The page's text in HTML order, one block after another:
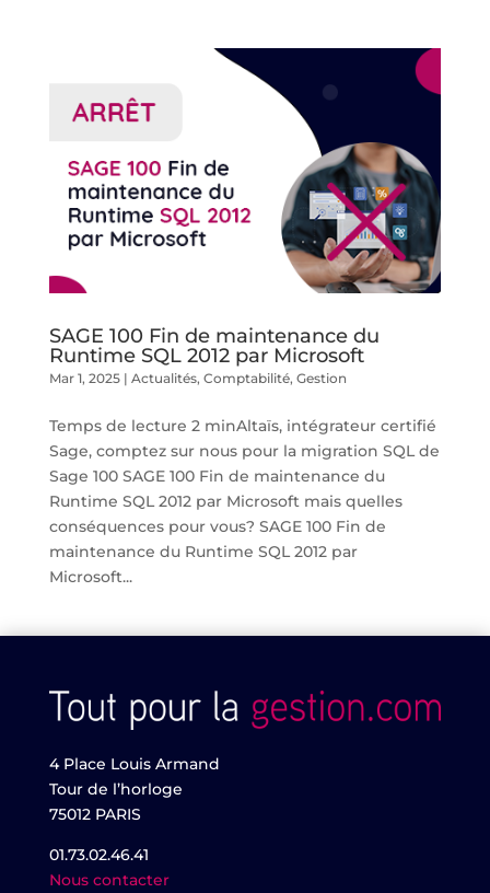
SAGE 100 Fin de maintenance du
Runtime SQL 2012 par Microsoft
Mar 1, 2025| Actualités, Comptabilité, Gestion
Temps de lecture 2 minAltaïs, intégrateur certifié
Sage, comptez sur nous pour la migration SQL de
Sage 100 SAGE 100 Fin de maintenance du
Runtime SQL 2012 par Microsoft mais quelles
conséquences pour vous? SAGE 100 Fin de
maintenance du Runtime SQL 2012 par
Microsoft...
4 Place Louis Armand
Tour de l’horloge
75012 PARIS
01.73.02.46.41
Nous contacter